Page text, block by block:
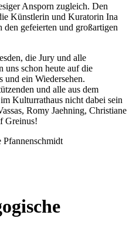
Ansporn zugleich. Den
Künstlerin und Kuratorin Ina
den gefeierten und großartigen
die Jury und alle
uns schon heute auf die
und ein Wiedersehen.
und alle aus dem
Kulturrathaus nicht dabei sein
Romy Jaehning, Christiane
Greinus!